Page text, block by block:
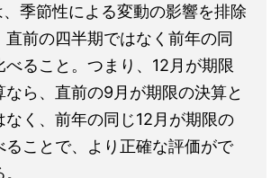
季節性による変動の影響を排除
直前の四半期ではなく前年の同
べること。つまり、12月が期限
なら、直前の9月が期限の決算と
なく、前年の同じ12月が期限の
ることで、より正確な評価がで